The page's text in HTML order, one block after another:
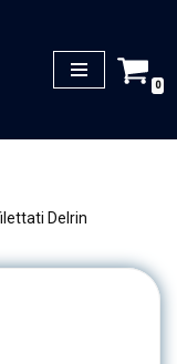
0
Delrin